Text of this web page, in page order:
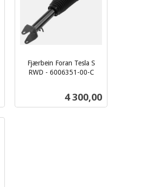
Fjærbein Foran Tesla S
RWD - 6006351-00-C
Pris
4 300,00